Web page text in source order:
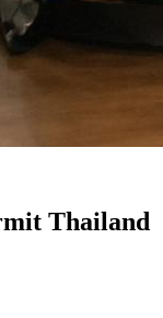
Thailand